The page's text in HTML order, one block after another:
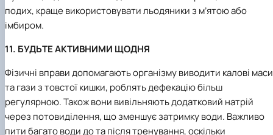
подих, краще використовувати льодяники з м’ятою або
імбиром.
11. БУДЬТЕ АКТИВНИМИ ЩОДНЯ
Фізичні вправи допомагають організму виводити калові маси
та гази з товстої кишки, роблять дефекацію більш
регулярною. Також вони вивільняють додатковий натрій
через потовиділення, що зменшує затримку води. Важливо
пити багато води до та після тренування, оскільки